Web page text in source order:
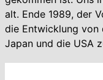
alt. Ende 1989, der
die Entwicklung von
Japan und die USA